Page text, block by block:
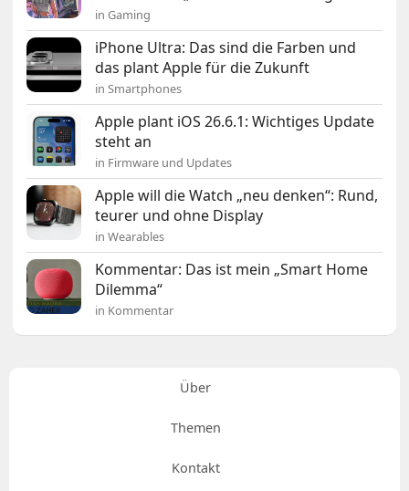
in Gaming
iPhone Ultra: Das sind die Farben und
das plant Apple für die Zukunft
in Smartphones
Apple plant iOS 26.6.1: Wichtiges Update
steht an
in Firmware und Updates
Apple will die Watch „neu denken“: Rund,
teurer und ohne Display
in Wearables
Kommentar: Das ist mein „Smart Home
Dilemma“
in Kommentar
Über
Themen
Kontakt